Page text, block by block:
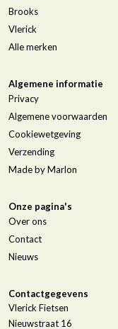
Brooks
Vlerick
Alle merken
Algemene informatie
Privacy
Algemene voorwaarden
Cookiewetgeving
Verzending
Made by Marlon
Onze pagina's
Over ons
Contact
Nieuws
Contactgegevens
Vlerick Fietsen
Nieuwstraat 16